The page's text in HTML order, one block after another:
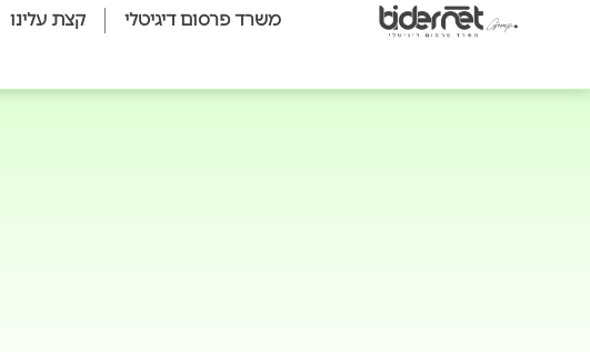
משרד פרסום דיגיטלי קצת עלינו